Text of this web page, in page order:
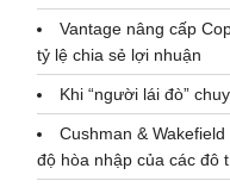
Vantage nâng cấp
tỷ lệ chia sẻ lợi nhuận
Khi “người lái đò”
Cushman &
độ hòa nhập của các đô